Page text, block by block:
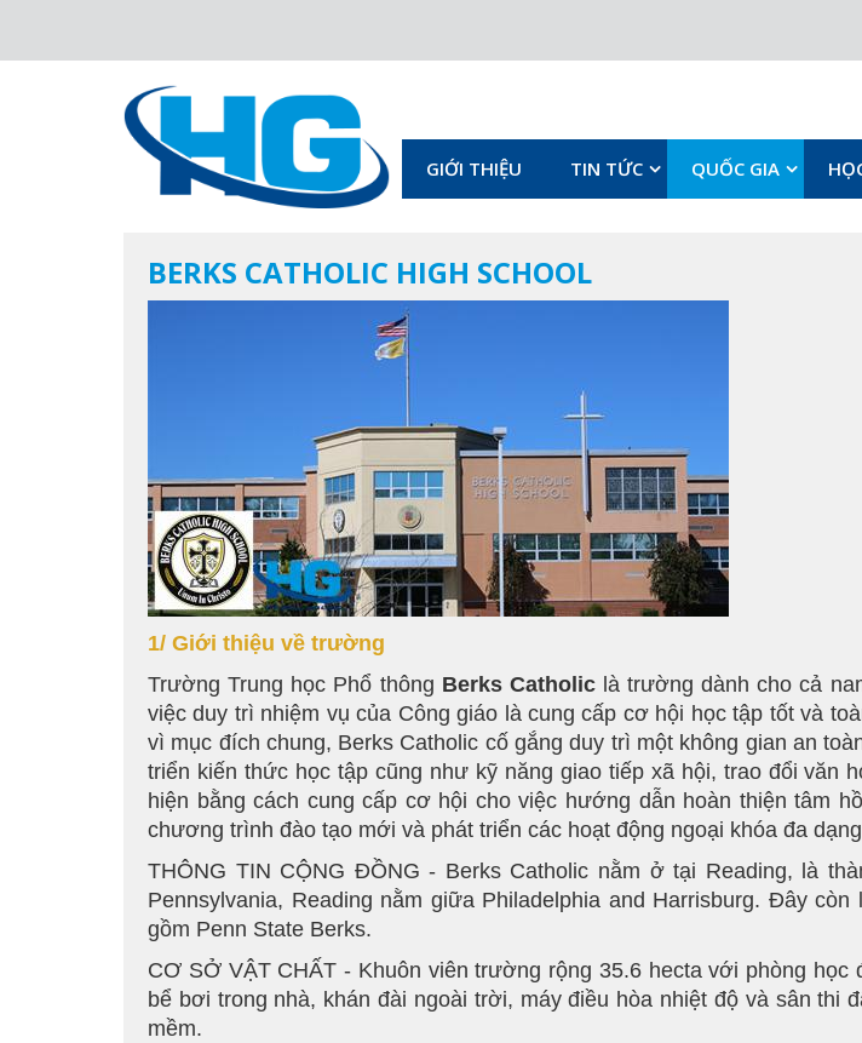
GIỚI THIỆU TIN TỨC QUỐC GIA
BERKS CATHOLIC HIGH SCHOOL
1/ Giới thiệu về trường
Trường Trung học Phổ thông Berks Catholiclà trường dành cho cả
việc duy trì nhiệm vụ của Công giáo là cung cấp cơ hội học tập tốt và
vì mục đích chung, Berks Catholic cố gắng duy trì một không gian an
triển kiến thức học tập cũng như kỹ năng giao tiếp xã hội, trao đổi văn
hiện bằng cách cung cấp cơ hội cho việc hướng dẫn hoàn thiện tâm
chương trình đào tạo mới và phát triển các hoạt động ngoại khóa đa
THÔNG TIN CỘNG ĐỒNG - Berks Catholic nằm ở tại Reading, là
Pennsylvania, Reading nằm giữa Philadelphia and Harrisburg. Đây
gồm Penn State Berks.
CƠ SỞ VẬT CHẤT - Khuôn viên trường rộng 35.6 hecta với phòng
bể bơi trong nhà, khán đài ngoài trời, máy điều hòa nhiệt độ và sân thi
mềm.